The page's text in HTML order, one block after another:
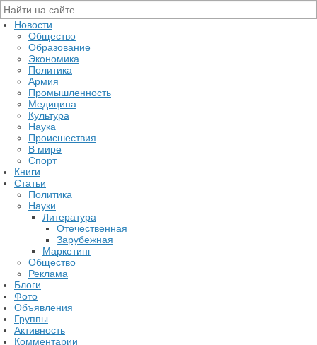
Новости
Общество
Образование
Экономика
Политика
Армия
Промышленность
Медицина
Культура
Наука
Происшествия
В мире
Спорт
Книги
Статьи
Политика
Науки
Литература
Отечественная
Зарубежная
Маркетинг
Общество
Реклама
Блоги
Фото
Объявления
Группы
Активность
Комментарии